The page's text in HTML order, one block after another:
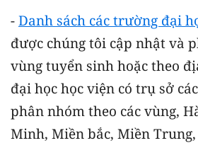
- Danh sách các trường đại
được chúng tôi cập nhật và
vùng tuyển sinh hoặc theo
đại học học viện có trụ sở
phân nhóm theo các vùng,
Minh, Miền bắc, Miền